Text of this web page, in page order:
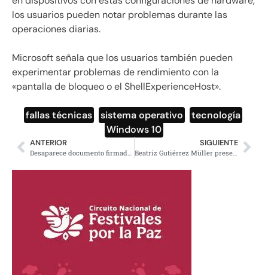
los usuarios pueden notar problemas durante las
operaciones diarias.
Microsoft señala que los usuarios también pueden
experimentar problemas de rendimiento con la
«pantalla de bloqueo o el ShellExperienceHost».
fallas técnicas sistema operativo tecnología
Windows 10
ANTERIOR SIGUIENTE
Beatriz Gutiérrez Müller presenta su más reciente libro